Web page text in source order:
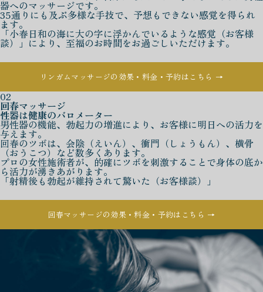
器へのマッサージです。
35通りにも及ぶ多様な手技で、予想もできない感覚を得られ
ます。
「小春日和の海に大の字に浮かんでいるような感覚（お客様
談）」により、至福のお時間をお過ごしいただけます。
リンガムマッサージの効果・料金・予約はこちら →
02
回春マッサージ
性器は健康のバロメーター
男性器の機能、勃起力の増進により、お客様に明日への活力を
与えます。
回春のツボは、会陰（えいん）、衝門（しょうもん）、横骨
（おうこつ）など数多くあります。
プロの女性施術者が、的確にツボを刺激することで身体の底か
ら活力が湧きあがります。
「射精後も勃起が維持されて驚いた（お客様談）」
回春マッサージの効果・料金・予約はこちら →